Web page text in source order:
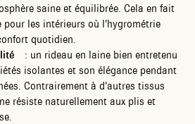
saine et équilibrée. Cela en fait
les intérieurs où l’hygrométrie
quotidien.
: un rideau en laine bien entretenu
isolantes et son élégance pendant
Contrairement à d’autres tissus
résiste naturellement aux plis et